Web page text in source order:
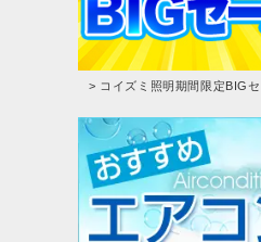
> コイズミ照明期間限定BIG